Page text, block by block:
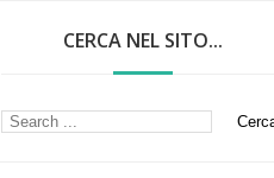
CERCA NEL SITO...